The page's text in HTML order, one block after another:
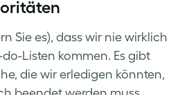
Sie es), dass wir nie wirklich
Listen kommen. Es gibt
die wir erledigen könnten,